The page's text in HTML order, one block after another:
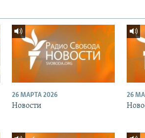
26 МАРТА 2026
Новости
26